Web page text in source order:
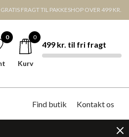
GRATIS FRAGT TIL PAKKESHOP OVER 499 KR.
0 0
Kurv
499 kr. til fri fragt
Find butik Kontakt os